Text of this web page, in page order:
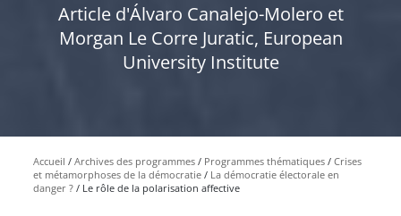
Article d'Álvaro Canalejo-Molero et
Morgan Le Corre Juratic, European
University Institute
Accueil Archives des programmes Programmes thématiques
Crises
et métamorphoses de la démocratie
La démocratie électorale en
danger ?
Le rôle de la polarisation affective